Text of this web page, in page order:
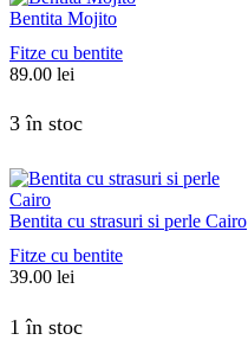
Bentita Mojito
Fitze cu bentite
89.00 lei
3 în stoc
Bentita cu strasuri si perle Cairo
Fitze cu bentite
39.00 lei
1 în stoc